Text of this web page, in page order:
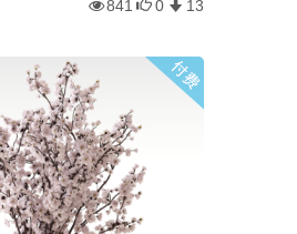
841 0 13